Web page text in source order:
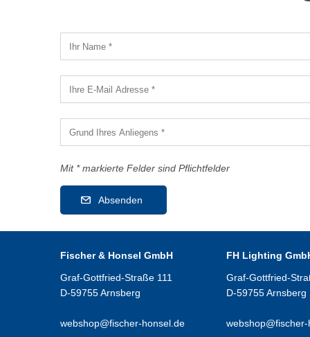
Mit * markierte Felder sind Pflichtfelder
Absenden
Fischer & Honsel GmbH
Graf-Gottfried-Straße 111
D-59755 Arnsberg
webshop@fischer-honsel.de
FH Lighting
Graf-Gottfried-
D-59755 Arnsberg